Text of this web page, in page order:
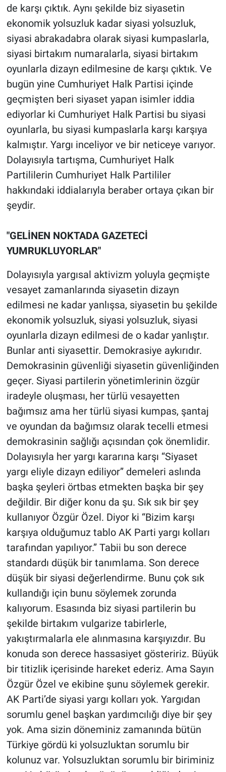
de karşı çıktık. Aynı şekilde biz siyasetin
ekonomik yolsuzluk kadar siyasi yolsuzluk,
siyasi abrakadabra olarak siyasi kumpaslarla,
siyasi birtakım numaralarla, siyasi birtakım
oyunlarla dizayn edilmesine de karşı çıktık. Ve
bugün yine Cumhuriyet Halk Partisi içinde
geçmişten beri siyaset yapan isimler iddia
ediyorlar ki Cumhuriyet Halk Partisi bu siyasi
oyunlarla, bu siyasi kumpaslarla karşı karşıya
kalmıştır. Yargı inceliyor ve bir neticeye varıyor.
Dolayısıyla tartışma, Cumhuriyet Halk
Partililerin Cumhuriyet Halk Partililer
hakkındaki iddialarıyla beraber ortaya çıkan bir
şeydir.
"GELİNEN NOKTADA GAZETECİ
YUMRUKLUYORLAR"
Dolayısıyla yargısal aktivizm yoluyla geçmişte
vesayet zamanlarında siyasetin dizayn
edilmesi ne kadar yanlışsa, siyasetin bu şekilde
ekonomik yolsuzluk, siyasi yolsuzluk, siyasi
oyunlarla dizayn edilmesi de o kadar yanlıştır.
Bunlar anti siyasettir. Demokrasiye aykırıdır.
Demokrasinin güvenliği siyasetin güvenliğinden
geçer. Siyasi partilerin yönetimlerinin özgür
iradeyle oluşması, her türlü vesayetten
bağımsız ama her türlü siyasi kumpas, şantaj
ve oyundan da bağımsız olarak tecelli etmesi
demokrasinin sağlığı açısından çok önemlidir.
Dolayısıyla her yargı kararına karşı “Siyaset
yargı eliyle dizayn ediliyor” demeleri aslında
başka şeyleri örtbas etmekten başka bir şey
değildir. Bir diğer konu da şu. Sık sık bir şey
kullanıyor Özgür Özel. Diyor ki “Bizim karşı
karşıya olduğumuz tablo AK Parti yargı kolları
tarafından yapılıyor.” Tabii bu son derece
standardı düşük bir tanımlama. Son derece
düşük bir siyasi değerlendirme. Bunu çok sık
kullandığı için bunu söylemek zorunda
kalıyorum. Esasında biz siyasi partilerin bu
şekilde birtakım vulgarize tabirlerle,
yakıştırmalarla ele alınmasına karşıyızdır. Bu
konuda son derece hassasiyet gösteririz. Büyük
bir titizlik içerisinde hareket ederiz. Ama Sayın
Özgür Özel ve ekibine şunu söylemek gerekir.
AK Parti’de siyasi yargı kolları yok. Yargıdan
sorumlu genel başkan yardımcılığı diye bir şey
yok. Ama sizin döneminiz zamanında bütün
Türkiye gördü ki yolsuzluktan sorumlu bir
kolunuz var. Yolsuzluktan sorumlu bir biriminiz